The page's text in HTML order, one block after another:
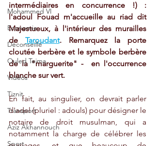
Mohammed VI
Economie
Déconseillé
Ouled Teima
Vidéos
Tiznit
Transport
Aziz Akhannouch
Sport
intermédiaires en concurrence !) :
l'adoul Fouad m'accueille au riad dit
Majestueux, à l'intérieur des murailles
de Taroudant. Remarquez la porte
cloutée berbère et le symbole berbère
de la "marguerite" -  en l'occurrence
blanche sur vert.
En fait, au singulier, on devrait parler
d'adel (pluriel : adouls) pour désigner le
notaire de droit musulman, qui a
notamment la charge de célébrer les